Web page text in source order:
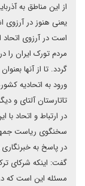
از این مناطق به
یعنی هنوز در آرزوی
است در آرزوی اتحاد
مردم تورک ایران را
گردد. تا از آنها
ورود به اتحادیه
تاتارستان آلتای و
در ارتباط و اتحاد
سخنگوی ریاست
در پاسخ به
گفت: اینکه شرکای
مسئله این است که